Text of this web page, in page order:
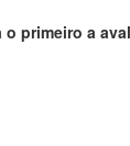
o primeiro a